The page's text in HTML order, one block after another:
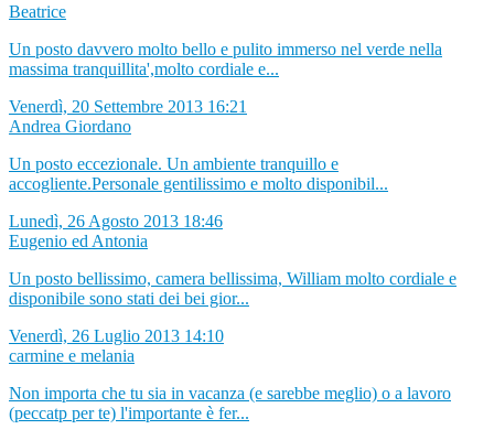
Beatrice
Un posto davvero molto bello e pulito immerso nel verde nella
massima tranquillita',molto cordiale e...
Venerdì, 20 Settembre 2013 16:21
Andrea Giordano
Un posto eccezionale. Un ambiente tranquillo e
accogliente.Personale gentilissimo e molto disponibil...
Lunedì, 26 Agosto 2013 18:46
Eugenio ed Antonia
Un posto bellissimo, camera bellissima, William molto cordiale e
disponibile sono stati dei bei gior...
Venerdì, 26 Luglio 2013 14:10
carmine e melania
Non importa che tu sia in vacanza (e sarebbe meglio) o a lavoro
(peccatp per te) l'importante è fer...